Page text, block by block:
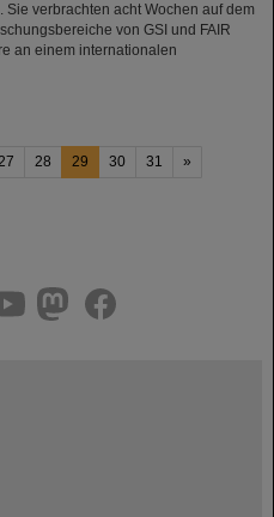
Sie verbrachten acht Wochen auf dem
von GSI und FAIR
an einem internationalen
28 29 30 31 »